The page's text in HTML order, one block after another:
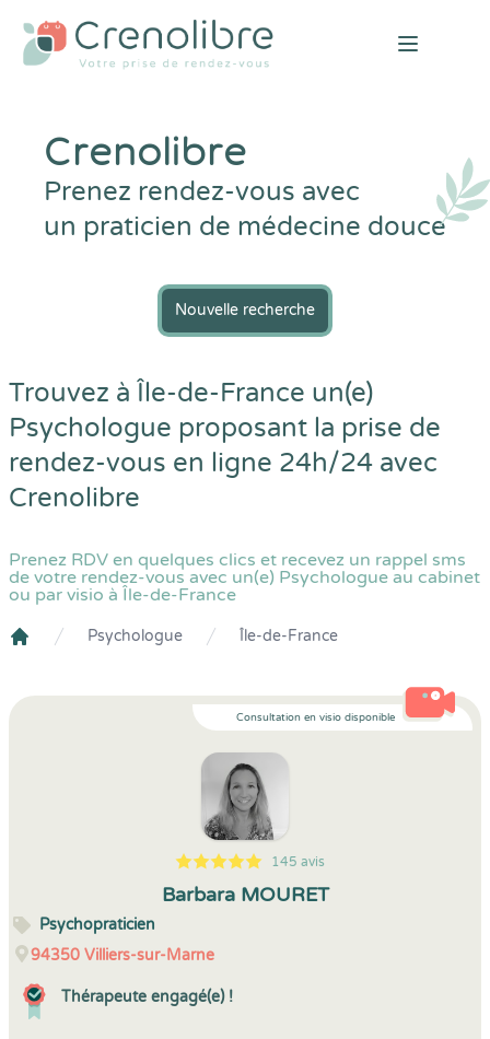
Open
Crenolibre
Prenez rendez-vous avec
un praticien de médecine douce
Nouvelle recherche
Trouvez à Île-de-France un(e)
Psychologue proposant la prise de
rendez-vous en ligne 24h/24 avec
Crenolibre
Prenez RDV en quelques clics et recevez un rappel sms
de votre rendez-vous avec un(e) Psychologue au cabinet
ou par visio à Île-de-France
Psychologue Île-de-France
Consultation en visio disponible
5
1
5
145 145 avis
Barbara MOURET
Psychopraticien
94350 Villiers-sur-Marne
Thérapeute engagé(e) !